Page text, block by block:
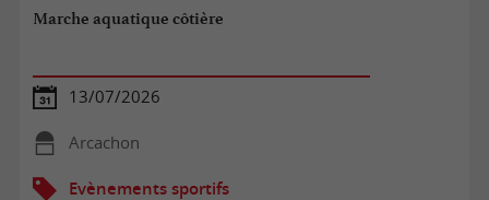
Marche aquatique côtière
13/07/2026
Arcachon
Evènements sportifs